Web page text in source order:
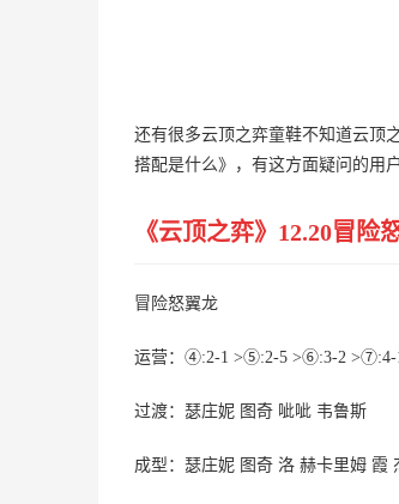
还有很多云顶之弈童鞋不知道云顶
搭配是什么》，有这方面疑问的用
《云顶之弈》12.20冒险
冒险怒翼龙
运营：④:2-1 >⑤:2-5 >⑥:3-2
过渡：瑟庄妮 图奇 呲呲 韦鲁斯
成型：瑟庄妮 图奇 洛 赫卡里姆 霞